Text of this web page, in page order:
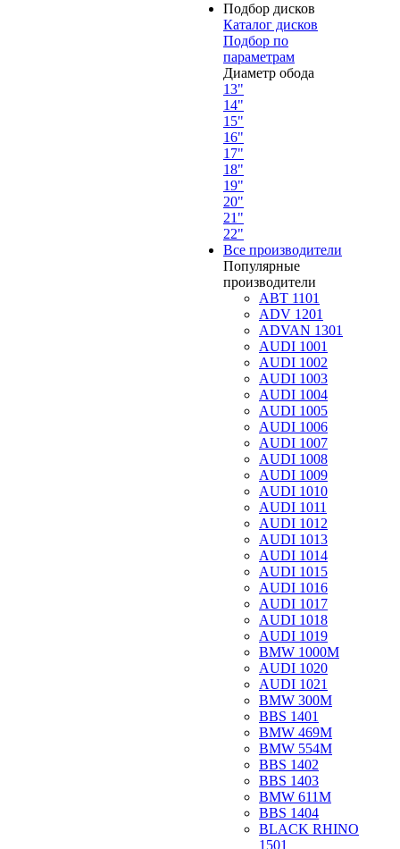
Подбор дисков
Каталог дисков
Подбор по
параметрам
Диаметр обода
13"
14"
15"
16"
17"
18"
19"
20"
21"
22"
Все производители
Популярные
производители
ABT 1101
ADV 1201
ADVAN 1301
AUDI 1001
AUDI 1002
AUDI 1003
AUDI 1004
AUDI 1005
AUDI 1006
AUDI 1007
AUDI 1008
AUDI 1009
AUDI 1010
AUDI 1011
AUDI 1012
AUDI 1013
AUDI 1014
AUDI 1015
AUDI 1016
AUDI 1017
AUDI 1018
AUDI 1019
BMW 1000M
AUDI 1020
AUDI 1021
BMW 300M
BBS 1401
BMW 469M
BMW 554M
BBS 1402
BBS 1403
BMW 611M
BBS 1404
BLACK RHINO
1501